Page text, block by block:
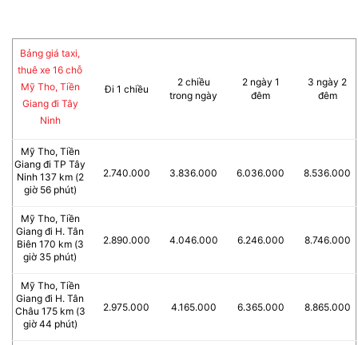
Bảng giá taxi,
thuê xe 16 chỗ
Mỹ Tho, Tiền
Giang đi Tây
Ninh
Đi 1 chiều
2 chiều
trong ngày
2 ngày 1
đêm
3 ngày 2
đêm
Mỹ Tho, Tiền
Giang đi TP Tây
Ninh 137 km (2
giờ 56 phút)
2.740.000 3.836.000 6.036.000 8.536.000
Mỹ Tho, Tiền
Giang đi H. Tân
Biên 170 km (3
giờ 35 phút)
2.890.000 4.046.000 6.246.000 8.746.000
Mỹ Tho, Tiền
Giang đi H. Tân
Châu 175 km (3
giờ 44 phút)
2.975.000 4.165.000 6.365.000 8.865.000